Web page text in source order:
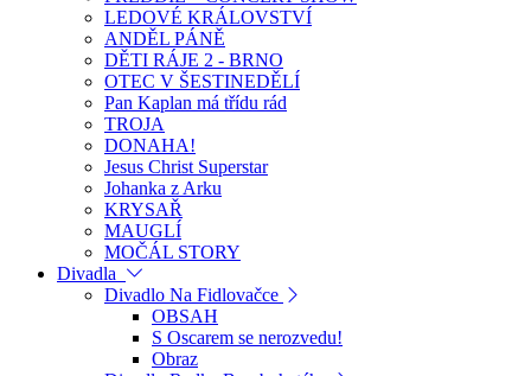
LEDOVÉ KRÁLOVSTVÍ
ANDĚL PÁNĚ
DĚTI RÁJE 2 - BRNO
OTEC V ŠESTINEDĚLÍ
Pan Kaplan má třídu rád
TROJA
DONAHA!
Jesus Christ Superstar
Johanka z Arku
KRYSAŘ
MAUGLÍ
MOČÁL STORY
Divadla
Divadlo Na Fidlovačce
OBSAH
S Oscarem se nerozvedu!
Obraz